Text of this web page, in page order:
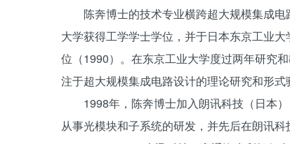
陈奔博士的技术专业横跨超大规模集成
大学获得工学学士学位，并于日本东京工业
位（1990）。在东京工业大学度过两年研究
注于超大规模集成电路设计的理论研究和形式
1998年，陈奔博士加入朗讯科技（日本
从事光模块和子系统的研发，并先后在朗讯